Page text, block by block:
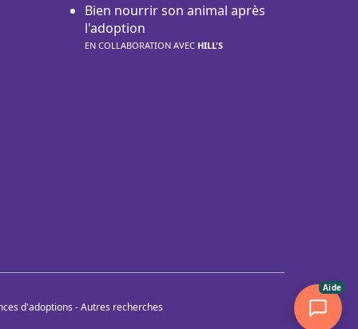
Bien nourrir son animal après
l'adoption
EN COLLABORATION AVEC HILL'S
d'adoptions -Autres recherches
Aide